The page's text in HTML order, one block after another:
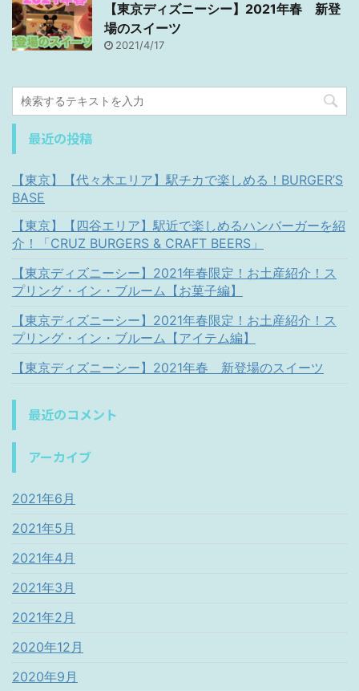
【東京ディズニーシー】2021年春 新登
場のスイーツ
2021/4/17
最近の投稿
【東京】【代々木エリア】駅チカで楽しめる！BURGER’S
BASE
【東京】【四谷エリア】駅近で楽しめるハンバーガーを紹
介！「CRUZ BURGERS & CRAFT BEERS」
【東京ディズニーシー】2021年春限定！お土産紹介！ス
プリング・イン・ブルーム【お菓子編】
【東京ディズニーシー】2021年春限定！お土産紹介！ス
プリング・イン・ブルーム【アイテム編】
【東京ディズニーシー】2021年春 新登場のスイーツ
最近のコメント
アーカイブ
2021年6月
2021年5月
2021年4月
2021年3月
2021年2月
2020年12月
2020年9月